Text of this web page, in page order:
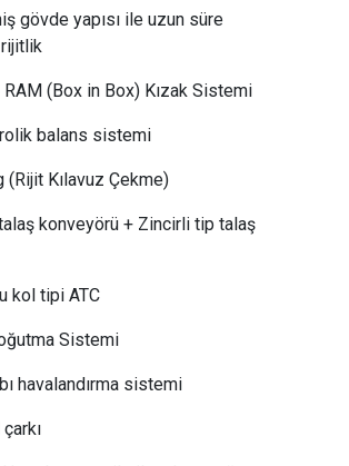
gövde yapısı ile uzun süre
(Box in Box) Kızak Sistemi
balans sistemi
(Rijit Kılavuz Çekme)
konveyörü + Zincirli tip talaş
kol tipi ATC
Sistemi
havalandırma sistemi